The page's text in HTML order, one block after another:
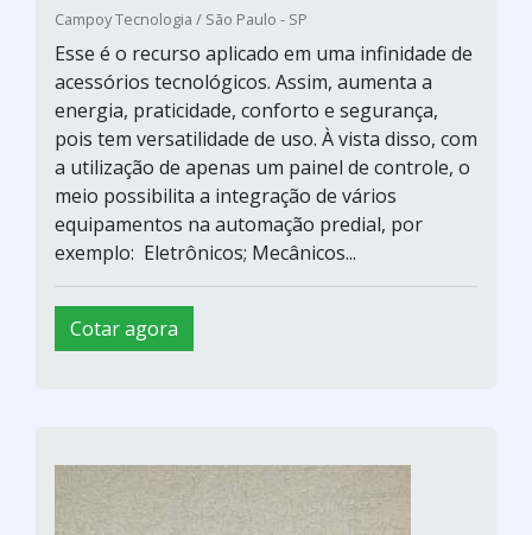
Campoy Tecnologia / São Paulo - SP
Esse é o recurso aplicado em uma infinidade de
acessórios tecnológicos. Assim, aumenta a
energia, praticidade, conforto e segurança,
pois tem versatilidade de uso. À vista disso, com
a utilização de apenas um painel de controle, o
meio possibilita a integração de vários
equipamentos na automação predial, por
exemplo: Eletrônicos; Mecânicos...
Cotar agora